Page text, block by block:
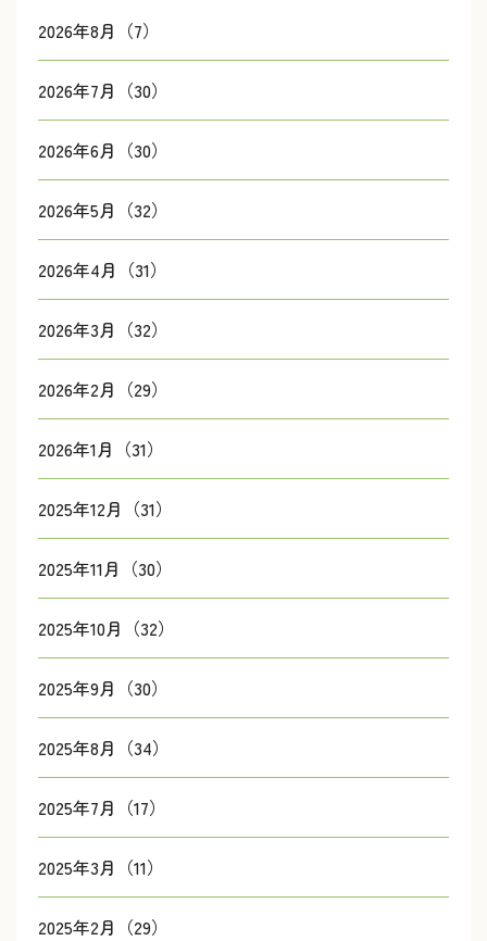
2026年8月（7）
2026年7月（30）
2026年6月（30）
2026年5月（32）
2026年4月（31）
2026年3月（32）
2026年2月（29）
2026年1月（31）
2025年12月（31）
2025年11月（30）
2025年10月（32）
2025年9月（30）
2025年8月（34）
2025年7月（17）
2025年3月（11）
2025年2月（29）